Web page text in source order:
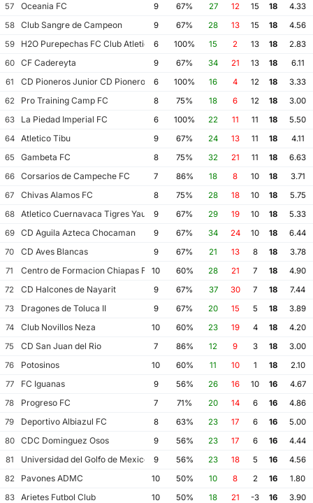
57
Oceania FC 9 67% 27 12 15 18
4.33
58
Club Sangre de Campeon 9 67% 28 13 15 18
4.56
59
H2O Purepechas FC Club Atletico Morelia II
6 100% 15 2 13 18
2.83
60
CF Cadereyta 9 67% 34 21 13 18
6.11
61
CD Pioneros Junior CD Pioneros de Cancun II
6 100% 16 4 12 18
3.33
62
Pro Training Camp FC 8 75% 18 6 12 18
3.00
63
La Piedad Imperial FC 6 100% 22 11 11 18
5.50
64
Atletico Tibu 9 67% 24 13 11 18
4.11
65
Gambeta FC 8 75% 32 21 11 18
6.63
66
Corsarios de Campeche FC 7 86% 18 8 10 18
3.71
67
Chivas Alamos FC 8 75% 28 18 10 18
5.75
68
Atletico Cuernavaca Tigres Yautepec
9 67% 29 19 10 18
5.33
69
CD Aguila Azteca Chocaman 9 67% 34 24 10 18
6.44
70
CD Aves Blancas 9 67% 21 13 8 18
3.78
71
Centro de Formacion Chiapas Futbol
10 60% 28 21 7 18
4.90
72
CD Halcones de Nayarit 9 67% 37 30 7 18
7.44
73
Dragones de Toluca II 9 67% 20 15 5 18
3.89
74
Club Novillos Neza 10 60% 23 19 4 18
4.20
75
CD San Juan del Rio 7 86% 12 9 3 18
3.00
76
Potosinos 10 60% 11 10 1 18
2.10
77
FC Iguanas 9 56% 26 16 10 16
4.67
78
Progreso FC 7 71% 20 14 6 16
4.86
79
Deportivo Albiazul FC 8 63% 23 17 6 16
5.00
80
CDC Dominguez Osos 9 56% 23 17 6 16
4.44
81
Universidad del Golfo de Mexico FC
9 56% 23 18 5 16
4.56
82
Pavones ADMC 10 50% 10 8 2 16
1.80
83
Arietes Futbol Club 10 50% 18 21 -3 16
3.90